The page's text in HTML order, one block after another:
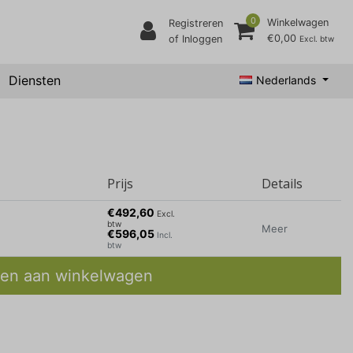
Registreren
of Inloggen
0
Winkelwagen
€0,00 Excl. btw
Diensten Nederlands
Prijs Details
€492,60 Excl.
btw
€596,05 Incl.
btw
Meer
aan winkelwagen